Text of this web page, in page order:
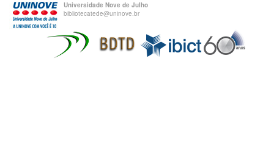
Universidade Nove de Julho
bibliotecatede@uninove.br